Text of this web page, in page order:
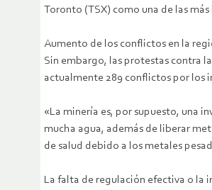
Toronto (TSX) como una de las
Aumento de los conflictos en la
Sin embargo, las protestas contra
actualmente 289 conflictos por los
«La minería es, por supuesto, una
mucha agua, además de liberar
de salud debido a los metales
La falta de regulación efectiva o la